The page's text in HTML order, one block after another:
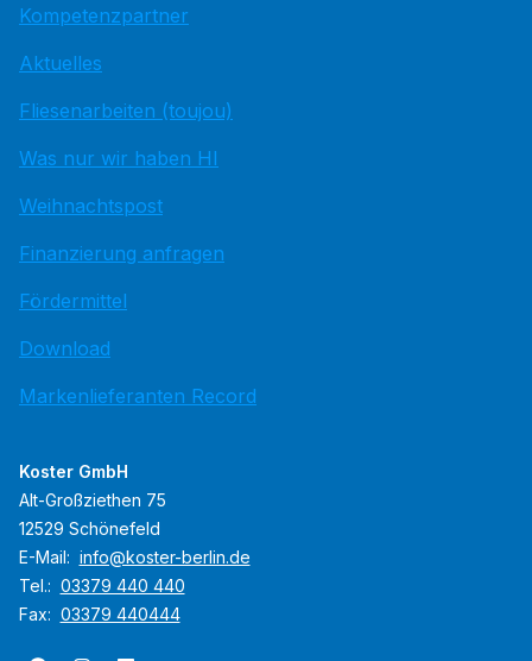
Kompetenzpartner
Aktuelles
Fliesenarbeiten (toujou)
Was nur wir haben HI
Weihnachtspost
Finanzierung anfragen
Fördermittel
Download
Markenlieferanten Record
Koster GmbH
Alt-Großziethen 75
12529 Schönefeld
E-Mail: info@koster-berlin.de
Tel.: 03379 440 440
Fax: 03379 440444